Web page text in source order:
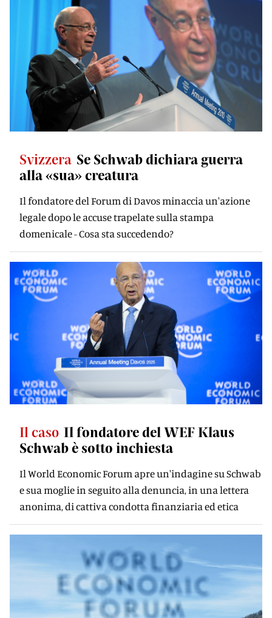
Svizzera Se Schwab dichiara guerra
alla «sua» creatura
Il fondatore del Forum di Davos minaccia un'azione
legale dopo le accuse trapelate sulla stampa
domenicale - Cosa sta succedendo?
Il caso Il fondatore del WEF Klaus
Schwab è sotto inchiesta
Il World Economic Forum apre un'indagine su Schwab
e sua moglie in seguito alla denuncia, in una lettera
anonima, di cattiva condotta finanziaria ed etica